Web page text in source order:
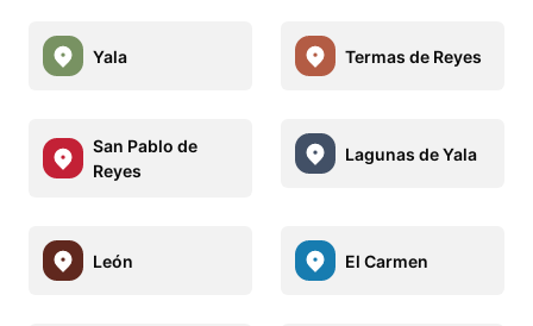
Yala Termas de Reyes
San Pablo de
Reyes
Lagunas de Yala
León El Carmen